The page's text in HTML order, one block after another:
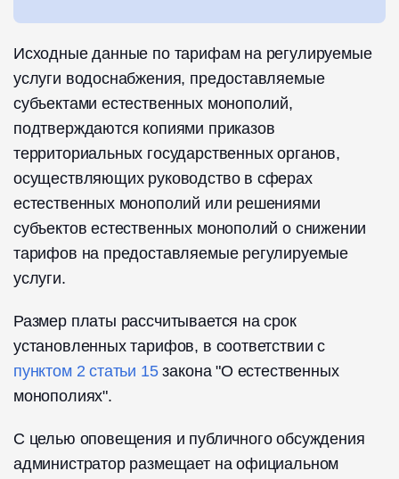
Исходные данные по тарифам на регулируемые
услуги водоснабжения, предоставляемые
субъектами естественных монополий,
подтверждаются копиями приказов
территориальных государственных органов,
осуществляющих руководство в сферах
естественных монополий или решениями
субъектов естественных монополий о снижении
тарифов на предоставляемые регулируемые
услуги.
Размер платы рассчитывается на срок
установленных тарифов, в соответствии с
пунктом 2 статьи 15закона "О естественных
монополиях".
С целью оповещения и публичного обсуждения
администратор размещает на официальном